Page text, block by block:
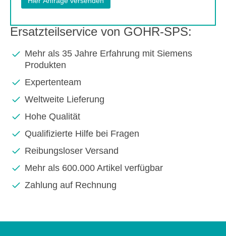
Ersatzteilservice von GOHR-SPS:
Mehr als 35 Jahre Erfahrung mit Siemens
Produkten
Expertenteam
Weltweite Lieferung
Hohe Qualität
Qualifizierte Hilfe bei Fragen
Reibungsloser Versand
Mehr als 600.000 Artikel verfügbar
Zahlung auf Rechnung